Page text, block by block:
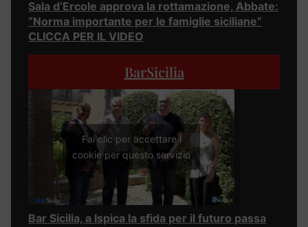
Sala d’Ercole approva la rottamazione, Abbate:
“Norma importante per le famiglie siciliane”
CLICCA PER IL VIDEO
BarSicilia
Fai clic per accettare i
cookie per questo servizio
Bar Sicilia, a Ispica la sfida per il futuro passa